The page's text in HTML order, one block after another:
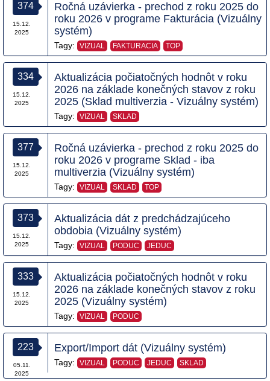
374
15.12.
2025
Ročná uzávierka - prechod z roku 2025 do
roku 2026 v programe Fakturácia (Vizuálny
systém)
Tagy: VIZUAL FAKTURACIA TOP
334
15.12.
2025
Aktualizácia počiatočných hodnôt v roku
2026 na základe konečných stavov z roku
2025 (Sklad multiverzia - Vizuálny systém)
Tagy: VIZUAL SKLAD
377
15.12.
2025
Ročná uzávierka - prechod z roku 2025 do
roku 2026 v programe Sklad - iba
multiverzia (Vizuálny systém)
Tagy: VIZUAL SKLAD TOP
373
15.12.
2025
Aktualizácia dát z predchádzajúceho
obdobia (Vizuálny systém)
Tagy: VIZUAL PODUC JEDUC
333
15.12.
2025
Aktualizácia počiatočných hodnôt v roku
2026 na základe konečných stavov z roku
2025 (Vizuálny systém)
Tagy: VIZUAL PODUC
223
05.11.
2025
Export/Import dát (Vizuálny systém)
Tagy: VIZUAL PODUC JEDUC SKLAD